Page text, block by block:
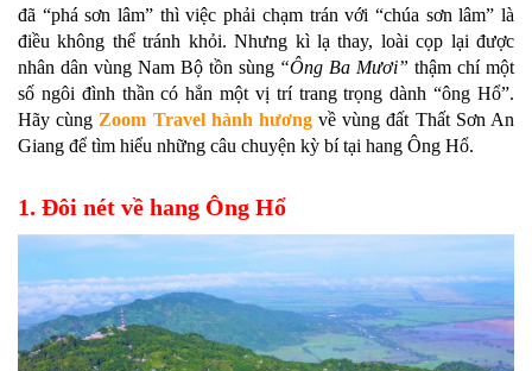
đã “phá sơn lâm” thì việc phải chạm trán với “chúa sơn lâm” là
điều không thể tránh khỏi. Nhưng kì lạ thay, loài cọp lại được
nhân dân vùng Nam Bộ tồn sùng “Ông Ba Mươi” thậm chí một
số ngôi đình thần có hẳn một vị trí trang trọng dành “ông Hổ”.
Hãy cùng Zoom Travel hành hươngvề vùng đất Thất Sơn An
Giang để tìm hiểu những câu chuyện kỳ bí tại hang Ông Hổ.
1. Đôi nét về hang Ông Hổ